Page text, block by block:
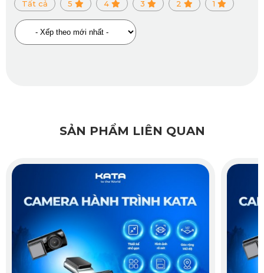
chỉnh sửa và chia sẻ video nhanh chóng trên cả iOS và
Android.
trình của KATA cho Ford Everest
giúp ghi lại toàn bộ quá trình di chuyển của xe với chất
lượng sắc nét, kể cả trong điều kiện thiếu sáng. Bạn có thể
xem lại, tải xuống và chia sẻ những hình ảnh ấn tượng nhất.
Tất cả 5 4 3 2 1
SẢN PHẨM LIÊN QUAN